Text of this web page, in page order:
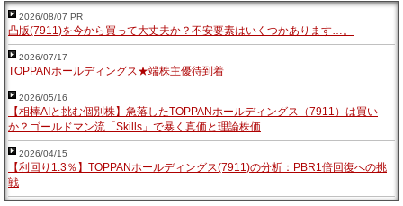
2026/08/07 PR
凸版(7911)を今から買って大丈夫か？不安要素はいくつかあります…。
2026/07/17
TOPPANホールディングス★端株主優待到着
2026/05/16
【相棒AIと挑む個別株】急落したTOPPANホールディングス（7911）は買い
か？ゴールドマン流「Skills」で暴く真価と理論株価
2026/04/15
​【利回り1.3％】TOPPANホールディングス(7911)の分析：PBR1倍回復への挑
戦